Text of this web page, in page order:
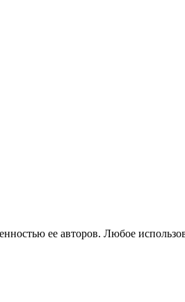
ее авторов. Любое